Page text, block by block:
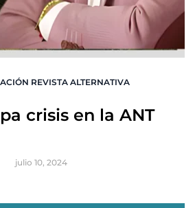
REVISTA ALTERNATIVA
crisis en la ANT
julio 10, 2024